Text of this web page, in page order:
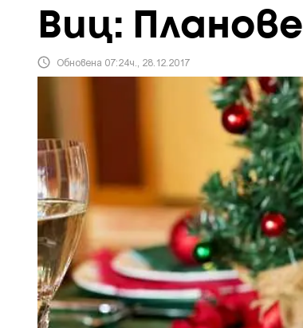
Виц: Планове
Обновена 07:24ч., 28.12.2017